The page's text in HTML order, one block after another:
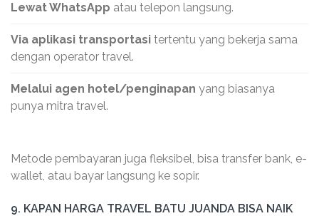
Lewat WhatsApp atau telepon langsung.
Via aplikasi transportasi tertentu yang bekerja sama
dengan operator travel.
Melalui agen hotel/penginapan yang biasanya
punya mitra travel.
Metode pembayaran juga fleksibel, bisa transfer bank, e-
wallet, atau bayar langsung ke sopir.
9. KAPAN HARGA TRAVEL BATU JUANDA BISA NAIK